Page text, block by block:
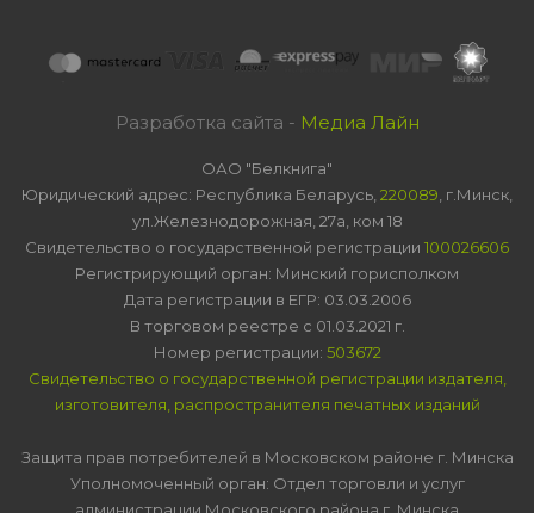
Разработка сайта - Медиа Лайн
ОАО "Белкнига"
Юридический адрес: Республика Беларусь, 220089 , г.Минск,
ул.Железнодорожная, 27а, ком 18
Свидетельство о государственной регистрации 100026606
Регистрирующий орган: Минский горисполком
Дата регистрации в ЕГР: 03.03.2006
В торговом реестре с 01.03.2021 г.
Номер регистрации: 503672
Свидетельство о государственной регистрации издателя,
изготовителя, распространителя печатных изданий
Защита прав потребителей в Московском районе г. Минска
Уполномоченный орган: Отдел торговли и услуг